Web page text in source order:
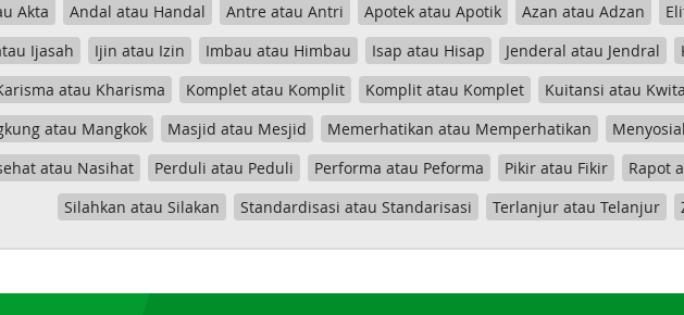
Akta Andal atau Handal Antre atau Antri Apotek atau Apotik Azan atau Adzan
Ijasah
Ijin atau Izin Imbau atau Himbau Isap atau Hisap Jenderal atau Jendral
atau Kharisma
Komplet atau Komplit Komplit atau Komplet Kuitansi atau
atau Mangkok
Masjid atau Mesjid Memerhatikan atau Memperhatikan
atau Nasihat
Perduli atau Peduli Performa atau Peforma Pikir atau Fikir Rapot
Silahkan atau Silakan
Standardisasi atau Standarisasi Terlanjur atau Telanjur